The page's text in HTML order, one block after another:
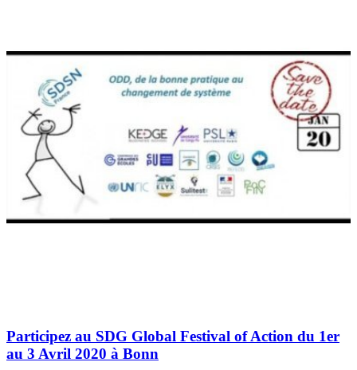
Participez au SDG Global Festival of Action du 1er
au 3 Avril 2020 à Bonn